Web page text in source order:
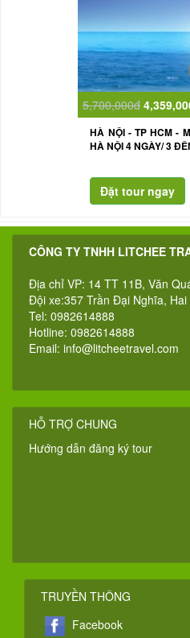
5,700,000đ
HÀ NỘI - TP HCM -
HÀ NỘI 4 NGÀY/ 3
CÔNG TY TNHH LITCHEE
Địa chỉ VP: 14 TT 11B, Văn
Đội xe:357 Trần Đại Nghĩa,
Tel: 0982614888
Hotline: 0982614888
Email: info@litcheetravel.com
HỖ TRỢ CHUNG
Hướng dẫn đăng ký tour
TRUYỀN THÔNG
Facebook